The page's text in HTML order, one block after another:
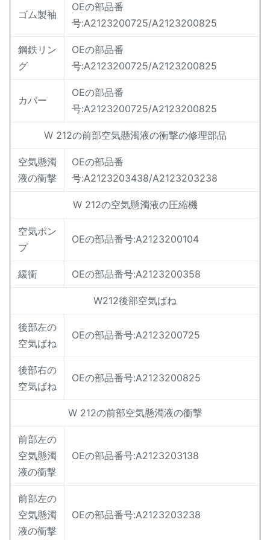
ゴム製袖
OEの部品番
号:A2123200725/A2123200825
鋼鉄リン
グ
OEの部品番
号:A2123200725/A2123200825
カバー
OEの部品番
号:A2123200725/A2123200825
W 212の前部空気懸濁液の衝撃の修理部品
空気懸濁
液の衝撃
OEの部品番
号:A2123203438/A2123203238
W 212の空気懸濁液の圧縮機
空気ポン
プ
OEの部品番号:A2123200104
緩衝 OEの部品番号:A2123200358
W212後部空気ばね
後部左の
空気ばね
OEの部品番号:A2123200725
後部右の
空気ばね
OEの部品番号:A2123200825
W 212の前部空気懸濁液の衝撃
前部左の
空気懸濁
液の衝撃
OEの部品番号:A2123203138
前部左の
空気懸濁
液の衝撃
OEの部品番号:A2123203238